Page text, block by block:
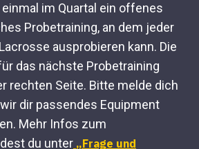
im Quartal ein offenes
Probetraining, an dem jeder
ausprobieren kann. Die
das nächste Probetraining
rechten Seite. Bitte melde dich
dir passendes Equipment
Mehr Infos zum
du unter „Frage und